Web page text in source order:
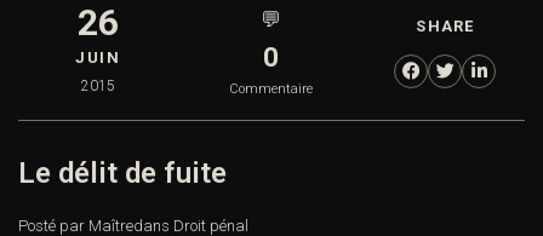
26
JUIN
2015
💬
0
Commentaire
SHARE
Le délit de fuite
Posté par Maîtredans Droit pénal